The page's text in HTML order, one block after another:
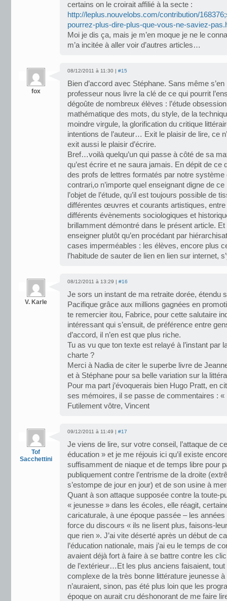
certains on le croirait affilié à la secte :
http://leplus.nouvelobs.com/contribution/
pourrez-plus-dire-plus-que-vous-ne-saviez-
Moi je dis ça, mais je m’en moque je ne le
m’a incitée à aller voir d’autres articles…
fox
08/12/2011 à 11:30 | #15
Bien d’accord avec Stéphane. Sans même
professeur nous livre la clé de ce qui pourrit
dégoûte de nombreux élèves : l’étude
mathématique des mots, du style, de la
moindre virgule, la glorification du critique
intentions de l’auteur… Exit le plaisir de lire, ce
exit aussi le plaisir d’écrire.
Bref…voilà quelqu’un qui passe à côté de sa
qu’est écrire et ne saura jamais. En dépit de ce
des profs de lettres formatés par notre système
contrari,o n’importe quel enseignant digne de
l’objet de l’étude, qu’il est toujours possible de
différentes œuvres et courants artistiques,
différents évènements sociologiques et
brillamment démontré dans le présent article. Et
enseigner plutôt qu’en procédant par
cases imperméables : les élèves, encore plus
l’habitude de sauter de lien en lien sur internet,
V. Karle
08/12/2011 à 13:29 | #16
Je sors un instant de ma retraite dorée, étendu
Pacifique grâce aux millions gagnées en
te remercier itou, Fabrice, pour cette salutaire
intéressant qui s’ensuit, de préférence entre
d’accord, il n’en est que plus riche.
Tu as vu que ton texte est relayé à l’instant par
charte ?
Merci à Nadia de citer le superbe livre de
et à Stéphane pour sa belle variation sur la
Pour ma part j’évoquerais bien Hugo Pratt, en
ses mémoires, il se passe de commentaires : «
Futilement vôtre, Vincent
Tof
Sacchettini
09/12/2011 à 11:49 | #17
Je viens de lire, sur votre conseil, l’attaque de
éducation » et je me réjouis ici qu’il existe
suffisamment de niaque et de temps libre pour
publiquement contre l’entrisme de la droite
s’estompe de jour en jour) et de son usine à
Quant à son attaque supposée contre la toute-
« jeunesse » dans les écoles, elle réagit,
caricaturale, à une époque passée – les
force du discours « ils ne lisent plus, faisons-
que rien ». J’ai vite déserté après un début de
l’éducation nationale, mais j’ai eu le temps de
avaient déjà fort à faire à se battre contre les
de l’extérieur…Et les plus anciens faisaient,
complexe de la très bonne littérature jeunesse
n’auraient, sinon, pas été plus loin que les
époque on aurait cru déshonorant de me faire